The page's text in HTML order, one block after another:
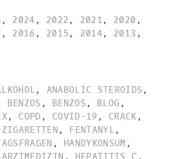
, 2024 , 2022 , 2021 , 2020 ,
, 2016 , 2015 , 2014, 2013 ,
, ANABOLIC STEROIDS ,
BENZOS , BENZOS , BLOG ,
, COPD , COVID-19 , CRACK ,
, FENTANYL ,
, HANDYKONSUM ,
, HEPATITIS C ,